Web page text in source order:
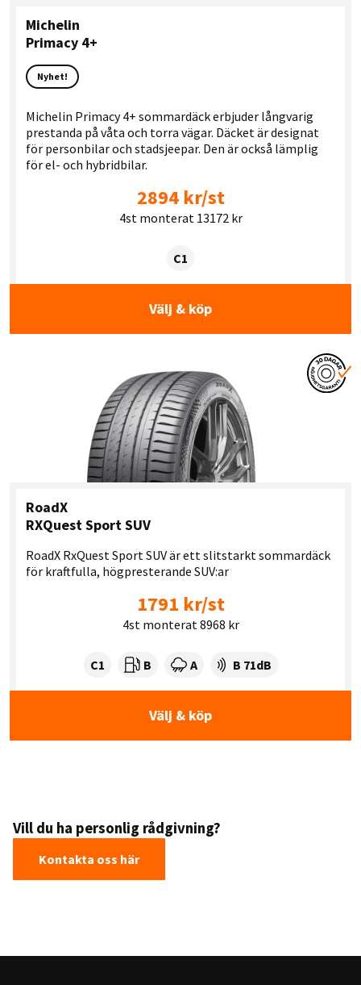
Michelin
Primacy 4+
Nyhet!
Michelin Primacy 4+ sommardäck erbjuder långvarig
prestanda på våta och torra vägar. Däcket är designat
för personbilar och stadsjeepar. Den är också lämplig
för el- och hybridbilar.
2894 kr/st
4st monterat 13172 kr
Tyre class:
C1
Välj & köp
RoadX
RXQuest Sport SUV
RoadX RxQuest Sport SUV är ett slitstarkt sommardäck
för kraftfulla, högpresterande SUV:ar
1791 kr/st
4st monterat 8968 kr
Tyre class:
C1 Rullmotstånd:
B Våtgrepp:
A Ljudnivå dB:
B 71dB
Välj & köp
Vill du ha personlig rådgivning?
Kontakta oss här